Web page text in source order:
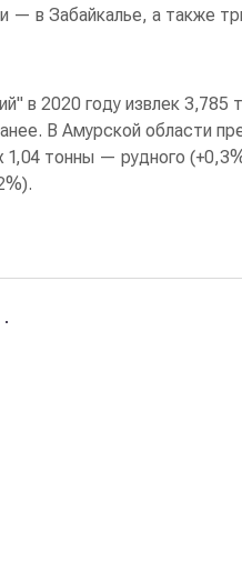
— в Забайкалье, а также
в 2020 году извлек 3,785
В Амурской области
1,04 тонны — рудного